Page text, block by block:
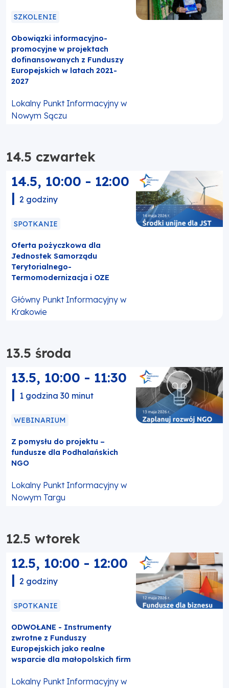
SZKOLENIE
Obowiązki informacyjno-
promocyjne w projektach
dofinansowanych z Funduszy
Europejskich w latach 2021-
2027
Lokalny Punkt Informacyjny w
Nowym Sączu
14.5 czwartek
14.5, 10:00 - 12:00
| 2 godziny
SPOTKANIE
Oferta pożyczkowa dla
Jednostek Samorządu
Terytorialnego-
Termomodernizacja i OZE
Główny Punkt Informacyjny w
Krakowie
13.5 środa
13.5, 10:00 - 11:30
| 1 godzina 30 minut
WEBINARIUM
Z pomysłu do projektu –
fundusze dla Podhalańskich
NGO
Lokalny Punkt Informacyjny w
Nowym Targu
12.5 wtorek
12.5, 10:00 - 12:00
| 2 godziny
SPOTKANIE
ODWOŁANE - Instrumenty
zwrotne z Funduszy
Europejskich jako realne
wsparcie dla małopolskich firm
Lokalny Punkt Informacyjny w